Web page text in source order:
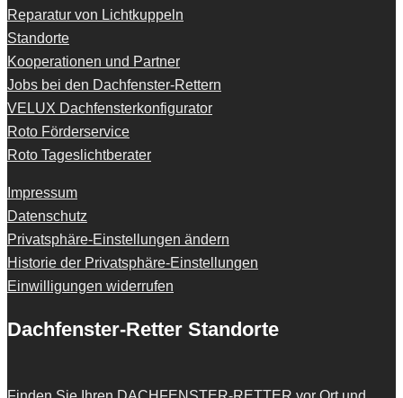
Reparatur von Lichtkuppeln
Standorte
Kooperationen und Partner
Jobs bei den Dachfenster-Rettern
VELUX Dachfensterkonfigurator
Roto Förderservice
Roto Tageslichtberater
Impressum
Datenschutz
Privatsphäre-Einstellungen ändern
Historie der Privatsphäre-Einstellungen
Einwilligungen widerrufen
Dachfenster-Retter Standorte